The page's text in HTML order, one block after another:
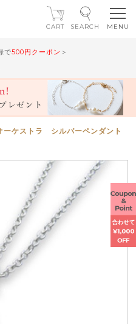
で500円クーポン ＞
CART SEARCH
ケストラ シルバーペンダント